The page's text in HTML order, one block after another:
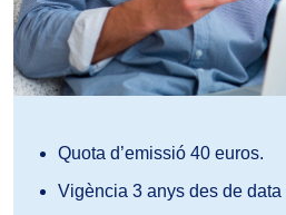
Quota d’emissió 40 euros.
Vigència 3 anys des de data